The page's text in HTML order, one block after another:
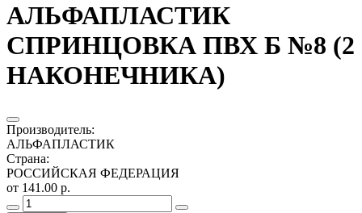
АЛЬФАПЛАСТИК
СПРИНЦОВКА ПВХ Б №8 (2
НАКОНЕЧНИКА)
Производитель:
АЛЬФАПЛАСТИК
Страна:
РОССИЙСКАЯ ФЕДЕРАЦИЯ
от 141.00 р.